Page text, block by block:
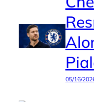
05/16/